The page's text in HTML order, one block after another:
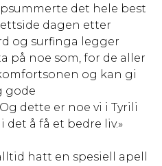
det hele best
dagen etter
og surfinga legger
på noe som, for de aller
og kan gi
gode
dette er noe vi i Tyrili
å få et bedre liv.»
hatt en spesiell apell